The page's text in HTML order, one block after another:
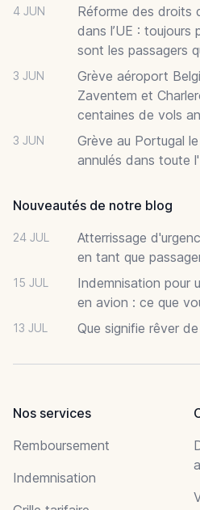
4 JUN
Réforme des droits
dans l’UE :
sont les passagers
3 JUN
Grève aéroport
Zaventem et
centaines de vols
3 JUN
Grève au Portugal
annulés dans toute
Nouveautés de notre blog
24 JUL
Atterrissage
en tant que
15 JUL
Indemnisation pour
en avion : ce que
13 JUL Que signifie rêver
Nos services
Remboursement
Indemnisation